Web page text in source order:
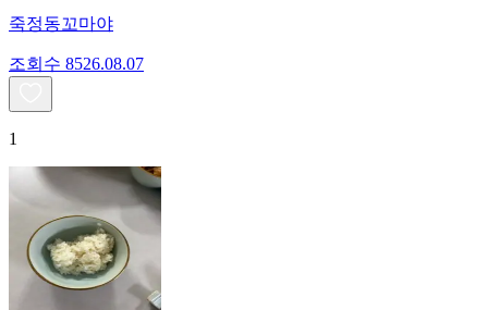
죽정동꼬마야
조회수 8526.08.07
1